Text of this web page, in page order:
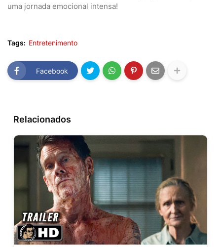
uma jornada emocional intensa!
Tags: Entretenimento
Facebook
Relacionados